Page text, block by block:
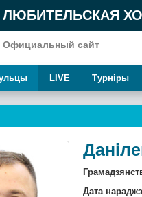
ЛЮБИТЕЛЬСКАЯ
Официальный сайт
LIVE Турнiры
Дата